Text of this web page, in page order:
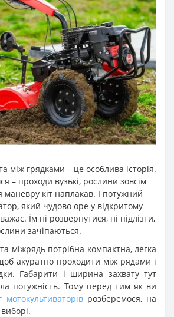
між грядками – це особлива історія.
– проходи вузькі, рослини зовсім
маневру кіт наплакав. І потужний
який чудово оре у відкритому
Їм ні розвернутися, ні підлізти,
зачіпаються.
міжрядь потрібна компактна, легка
акуратно проходити між рядами і
Габарити і ширина захвату тут
потужність. Тому перед тим як ви
мотокультиваторіврозберемося, на